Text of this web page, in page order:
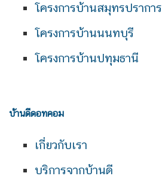
โครงการบ้านสมุทรปราการ
โครงการบ้านนนทบุรี
โครงการบ้านปทุมธานี
บ้านดีดอทคอม
เกี่ยวกับเรา
บริการจากบ้านดี